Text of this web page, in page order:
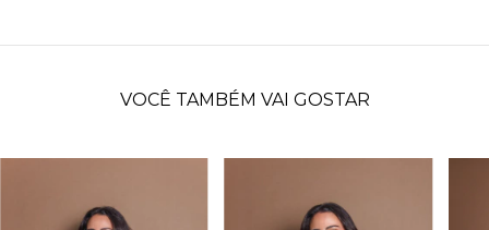
VOCÊ TAMBÉM VAI GOSTAR